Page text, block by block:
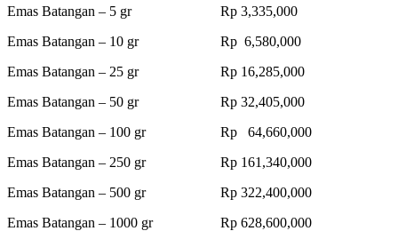
Emas Batangan – 5 gr Rp 3,335,000
Emas Batangan – 10 gr Rp 6,580,000
Emas Batangan – 25 gr Rp 16,285,000
Emas Batangan – 50 gr Rp 32,405,000
Emas Batangan – 100 gr Rp 64,660,000
Emas Batangan – 250 gr Rp 161,340,000
Emas Batangan – 500 gr Rp 322,400,000
Emas Batangan – 1000 gr Rp 628,600,000